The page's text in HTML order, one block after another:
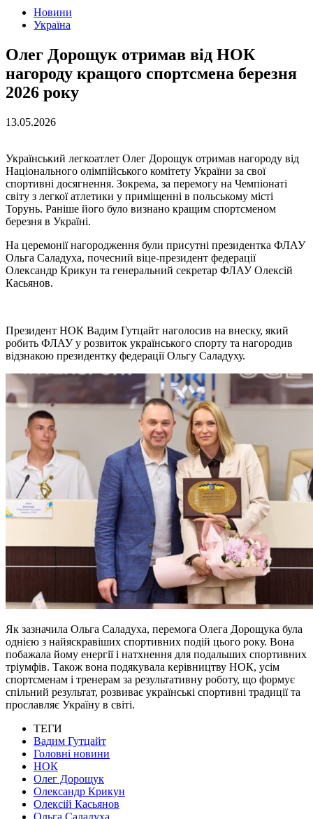
Новини
Україна
Олег Дорощук отримав від НОК
нагороду кращого спортсмена березня
2026 року
13.05.2026
Український легкоатлет Олег Дорощук отримав нагороду від
Національного олімпійського комітету України за свої
спортивні досягнення. Зокрема, за перемогу на Чемпіонаті
світу з легкої атлетики у приміщенні в польському місті
Торунь. Раніше його було визнано кращим спортсменом
березня в Україні.
На церемонії нагородження були присутні президентка ФЛАУ
Ольга Саладуха, почесний віце-президент федерації
Олександр Крикун та генеральний секретар ФЛАУ Олексій
Касьянов.
Президент НОК Вадим Гутцайт наголосив на внеску, який
робить ФЛАУ у розвиток українського спорту та нагородив
відзнакою президентку федерації Ольгу Саладуху.
Як зазначила Ольга Саладуха, перемога Олега Дорощука була
однією з найяскравіших спортивних подій цього року. Вона
побажала йому енергії і натхнення для подальших спортивних
тріумфів. Також вона подякувала керівництву НОК, усім
спортсменам і тренерам за результативну роботу, що формує
спільний результат, розвиває українські спортивні традиції та
прославляє Україну в світі.
ТЕГИ
Вадим Гутцайт
Головні новини
НОК
Олег Дорощук
Олександр Крикун
Олексій Касьянов
Ольга Саладуха